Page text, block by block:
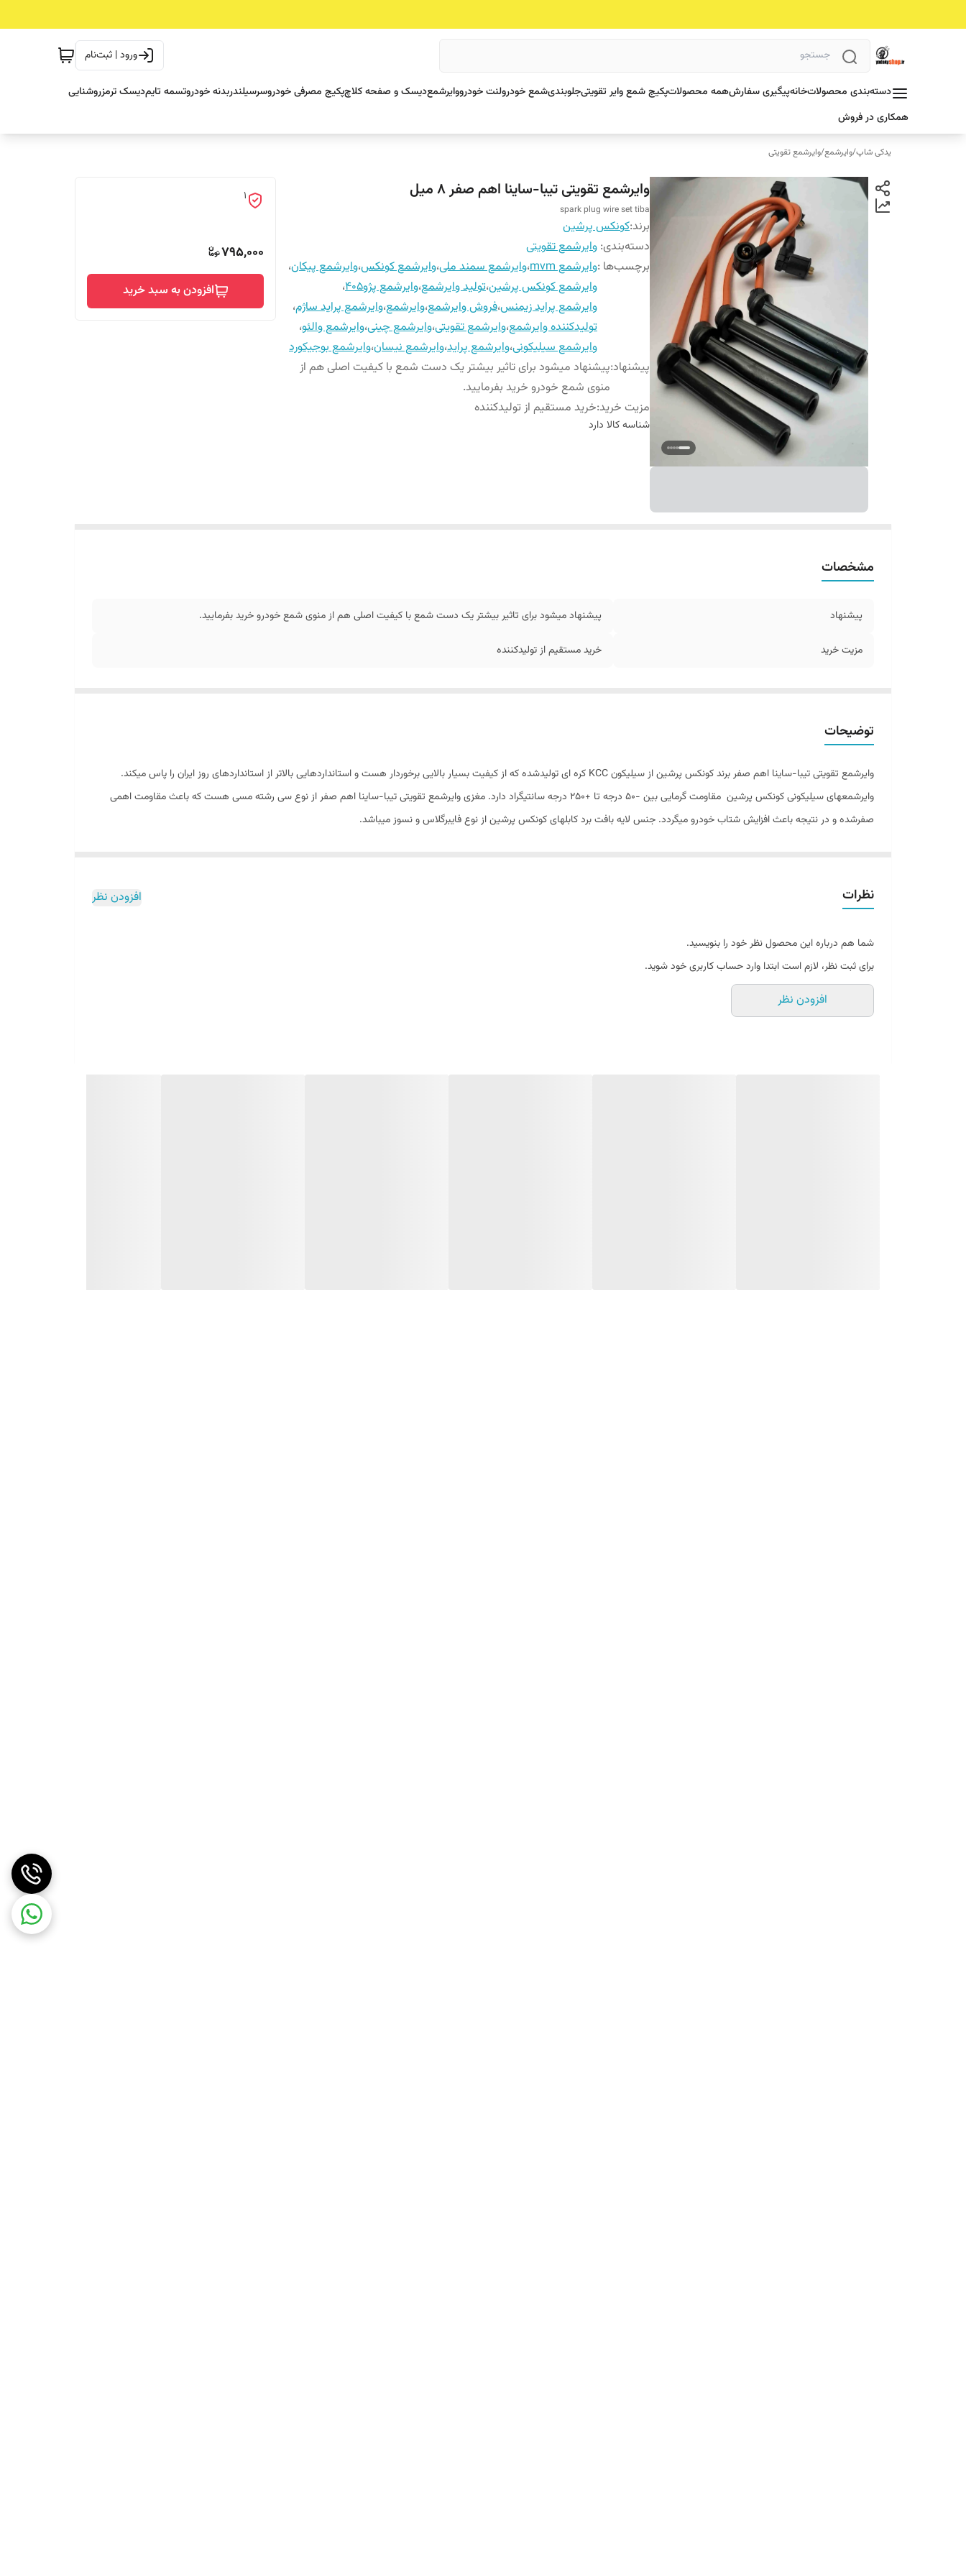
ورود | ثبت‌نام
دسته‌بندی محصولاتخانهپیگیری سفارشهمه محصولاتپکیج شمع وایر تقویتیجلوبندیشمع خودرولنت خودرووایرشمعدیسک و صفحه کلاچپکیج مصرفی خودروسرسیلندربدنه خودروتسمه تایمدیسک ترمزروشنایی
همکاری در فروش
یدکی شاپ/وایرشمع/وایرشمع تقویتی
وایرشمع تقویتی تیبا-ساینا اهم صفر 8 میل
spark plug wire set tiba
برند:کونکس پرشین
دسته‌بندی: وایرشمع تقویتی
برچسب‌ها :وایرشمع mvm ،وایرشمع سمند ملی،وایرشمع کونکس،وایرشمع پیکان،
وایرشمع کونکس پرشین،تولید وایرشمع،وایرشمع پژو405
،
وایرشمع پراید زیمنس،فروش وایرشمع،وایرشمع،وایرشمع پراید ساژم،
تولیدکننده وایرشمع،وایرشمع تقویتی،وایرشمع چینی،وایرشمع والئو،
وایرشمع سیلیکونی،وایرشمع پراید،وایرشمع نیسان،وایرشمع بوجیکورد
پیشنهاد:پیشنهاد میشود برای تاثیر بیشتر یک دست شمع با کیفیت اصلی هم از
منوی شمع خودرو خرید بفرمایید.
مزیت خرید:خرید مستقیم از تولیدکننده
شناسه کالا دارد
1
795,000
افزودن به سبد خرید
مشخصات
پیشنهاد پیشنهاد میشود برای تاثیر بیشتر یک دست شمع با کیفیت اصلی هم از منوی شمع خودرو خرید بفرمایید.
مزیت خرید خرید مستقیم از تولیدکننده
توضیحات
وایرشمع تقویتی تیبا-ساینا اهم صفر برند کونکس پرشین از سیلیکون KCC کره ای تولیدشده که از کیفیت بسیار بالایی برخوردار هست و استانداردهایی بالاتر از استانداردهای روز ایران را پاس میکند.
وایرشمعهای سیلیکونی کونکس پرشین مقاومت گرمایی بین -50 درجه تا +250 درجه سانتیگراد دارد. مغزی وایرشمع تقویتی تیبا-ساینا اهم صفر از نوع سی رشته مسی هست که باعث مقاومت اهمی
صفرشده و در نتیجه باعث افزایش شتاب خودرو میگردد. جنس لایه بافت برد کابلهای کونکس پرشین از نوع فایبرگلاس و نسوز میباشد.
نظرات افزودن نظر
شما هم درباره این محصول نظر خود را بنویسید.
برای ثبت نظر، لازم است ابتدا وارد حساب کاربری خود شوید.
افزودن نظر